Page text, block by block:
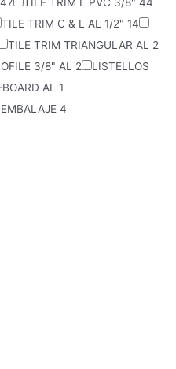
TILE TRIM C & L AL 1/2" 14
TILE TRIM TRIANGULAR AL 2
3/8" AL 2
LISTELLOS
AL 1
4